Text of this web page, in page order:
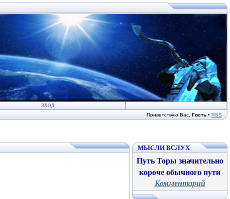
ВХОД
Приветствую Вас Гость • RSS
МЫСЛИ ВСЛУХ
Путь Торы значительно
короче обычного пути
Комментарий